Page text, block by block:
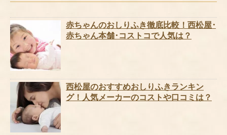
赤ちゃんのおしりふき徹底比較！西松屋･
赤ちゃん本舗･コストコで人気は？
西松屋のおすすめおしりふきランキン
グ！人気メーカーのコストや口コミは？